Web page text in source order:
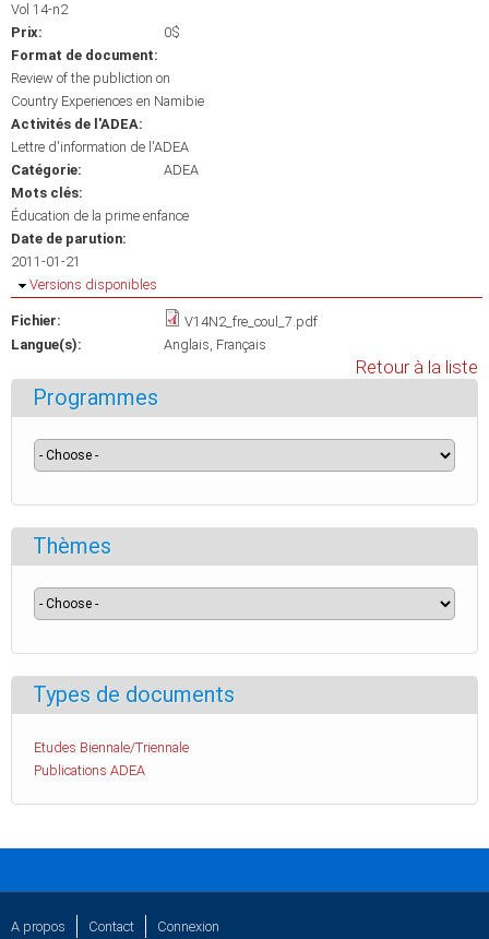
Vol 14-n2
Prix:
0$
Format de document:
Review of the publiction on
Country Experiences en Namibie
Activités de l'ADEA:
Lettre d'information de l'ADEA
Catégorie:
ADEA
Mots clés:
Éducation de la prime enfance
Date de parution:
2011-01-21
Masquer
Versions disponibles
Fichier:
V14N2_fre_coul_7.pdf
Langue(s):
Anglais Français
Retour à la liste
Programmes
Thèmes
Types de documents
Etudes Biennale/Triennale
Publications ADEA
A propos Contact Connexion